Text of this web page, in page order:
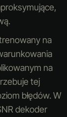
na
na
tej
błędów. W
dekoder